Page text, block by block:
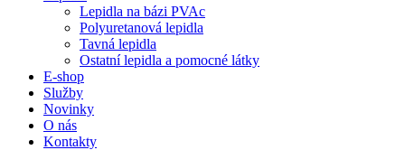
Lepidla na bázi PVAc
Polyuretanová lepidla
Tavná lepidla
Ostatní lepidla a pomocné látky
E-shop
Služby
Novinky
O nás
Kontakty